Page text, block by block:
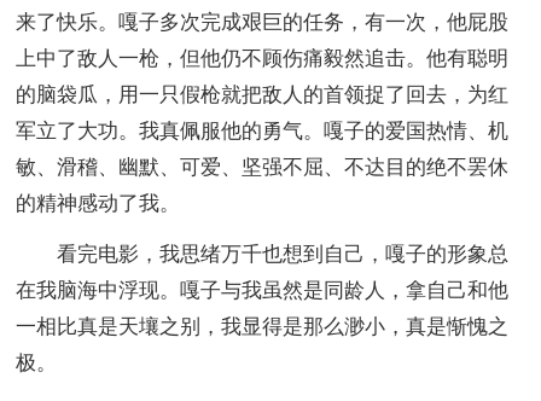
来了快乐。嘎子多次完成艰巨的任务，有一次，他屁股
上中了敌人一枪，但他仍不顾伤痛毅然追击。他有聪明
的脑袋瓜，用一只假枪就把敌人的首领捉了回去，为红
军立了大功。我真佩服他的勇气。嘎子的爱国热情、机
敏、滑稽、幽默、可爱、坚强不屈、不达目的绝不罢休
的精神感动了我。
看完电影，我思绪万千也想到自己，嘎子的形象总
在我脑海中浮现。嘎子与我虽然是同龄人，拿自己和他
一相比真是天壤之别，我显得是那么渺小，真是惭愧之
极。